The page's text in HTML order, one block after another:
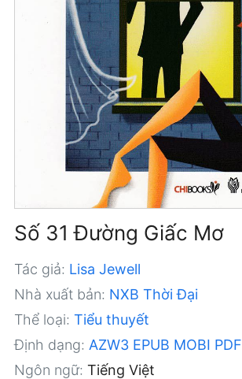
Số 31 Đường Giấc Mơ
Tác giả: Lisa Jewell
Nhà xuất bản: NXB Thời Đại
Thể loại: Tiểu thuyết
Định dạng: AZW3 EPUB MOBI PDF
Ngôn ngữ: Tiếng Việt